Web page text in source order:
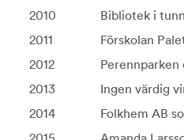
2010
Bibliotek i
2011
Förskolan
2012
Perennparken
2013
Ingen värdig
2014
Folkhem AB